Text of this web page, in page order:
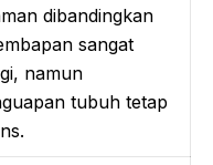
dibandingkan
sangat
namun
tubuh tetap